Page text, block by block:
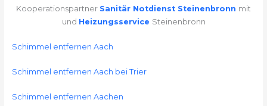
Kooperationspartner Sanitär Notdienst Steinenbronn mit
und Heizungsservice Steinenbronn
Schimmel entfernen Aach
Schimmel entfernen Aach bei Trier
Schimmel entfernen Aachen